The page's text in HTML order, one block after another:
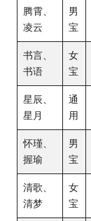
腾霄、
凌云
男
宝
书言、
书语
女
宝
星辰、
星月
通
用
怀瑾、
握瑜
男
宝
清歌、
清梦
女
宝